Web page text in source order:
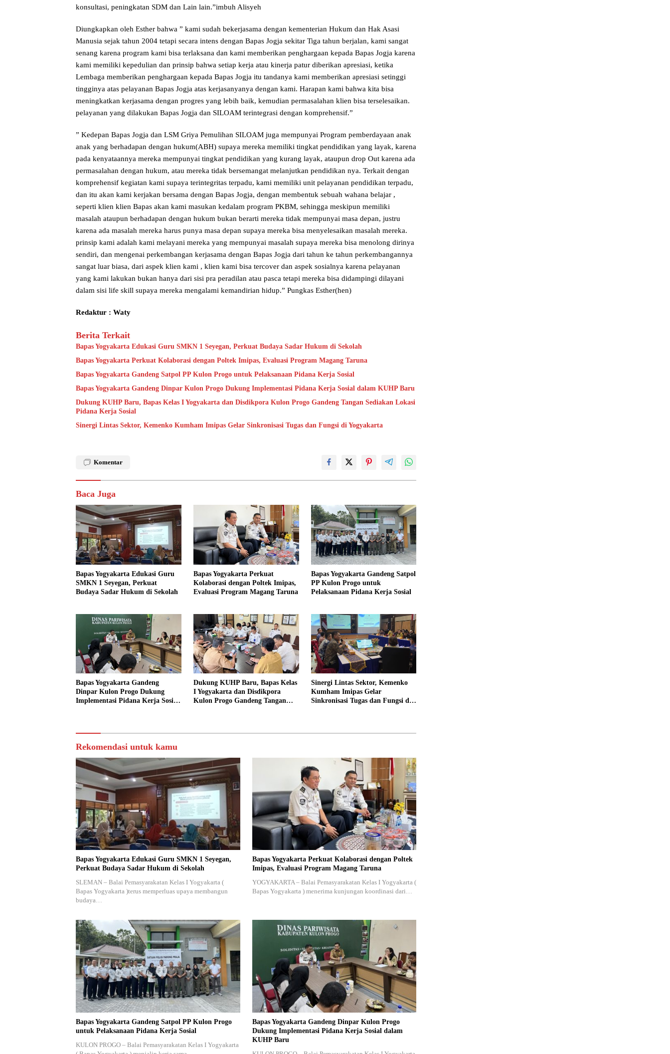
konsultasi, peningkatan SDM dan Lain lain.”imbuh Alisyeh
Diungkapkan oleh Esther bahwa ” kami sudah bekerjasama dengan kementerian Hukum dan Hak Asasi
Manusia sejak tahun 2004 tetapi secara intens dengan Bapas Jogja sekitar Tiga tahun berjalan, kami sangat
senang karena program kami bisa terlaksana dan kami memberikan penghargaan kepada Bapas Jogja karena
kami memiliki kepedulian dan prinsip bahwa setiap kerja atau kinerja patur diberikan apresiasi, ketika
Lembaga memberikan penghargaan kepada Bapas Jogja itu tandanya kami memberikan apresiasi setinggi
tingginya atas pelayanan Bapas Jogja atas kerjasanyanya dengan kami. Harapan kami bahwa kita bisa
meningkatkan kerjasama dengan progres yang lebih baik, kemudian permasalahan klien bisa terselesaikan.
pelayanan yang dilakukan Bapas Jogja dan SILOAM terintegrasi dengan komprehensif.”
” Kedepan Bapas Jogja dan LSM Griya Pemulihan SILOAM juga mempunyai Program pemberdayaan anak
anak yang berhadapan dengan hukum(ABH) supaya mereka memiliki tingkat pendidikan yang layak, karena
pada kenyataannya mereka mempunyai tingkat pendidikan yang kurang layak, ataupun drop Out karena ada
permasalahan dengan hukum, atau mereka tidak bersemangat melanjutkan pendidikan nya. Terkait dengan
komprehensif kegiatan kami supaya terintegritas terpadu, kami memiliki unit pelayanan pendidikan terpadu,
dan itu akan kami kerjakan bersama dengan Bapas Jogja, dengan membentuk sebuah wahana belajar ,
seperti klien klien Bapas akan kami masukan kedalam program PKBM, sehingga meskipun memiliki
masalah ataupun berhadapan dengan hukum bukan berarti mereka tidak mempunyai masa depan, justru
karena ada masalah mereka harus punya masa depan supaya mereka bisa menyelesaikan masalah mereka.
prinsip kami adalah kami melayani mereka yang mempunyai masalah supaya mereka bisa menolong dirinya
sendiri, dan mengenai perkembangan kerjasama dengan Bapas Jogja dari tahun ke tahun perkembangannya
sangat luar biasa, dari aspek klien kami , klien kami bisa tercover dan aspek sosialnya karena pelayanan
yang kami lakukan bukan hanya dari sisi pra peradilan atau pasca tetapi mereka bisa didampingi dilayani
dalam sisi life skill supaya mereka mengalami kemandirian hidup.” Pungkas Esther(hen)
Redaktur : Waty
Berita Terkait
Bapas Yogyakarta Edukasi Guru SMKN 1 Seyegan, Perkuat Budaya Sadar Hukum di Sekolah
Bapas Yogyakarta Perkuat Kolaborasi dengan Poltek Imipas, Evaluasi Program Magang Taruna
Bapas Yogyakarta Gandeng Satpol PP Kulon Progo untuk Pelaksanaan Pidana Kerja Sosial
Bapas Yogyakarta Gandeng Dinpar Kulon Progo Dukung Implementasi Pidana Kerja Sosial dalam KUHP Baru
Dukung KUHP Baru, Bapas Kelas I Yogyakarta dan Disdikpora Kulon Progo Gandeng Tangan Sediakan Lokasi
Pidana Kerja Sosial
Sinergi Lintas Sektor, Kemenko Kumham Imipas Gelar Sinkronisasi Tugas dan Fungsi di Yogyakarta
Komentar
Baca Juga
Bapas Yogyakarta Edukasi Guru
SMKN 1 Seyegan, Perkuat
Budaya Sadar Hukum di Sekolah
Bapas Yogyakarta Perkuat
Kolaborasi dengan Poltek Imipas,
Evaluasi Program Magang Taruna
Bapas Yogyakarta Gandeng Satpol
PP Kulon Progo untuk
Pelaksanaan Pidana Kerja Sosial
Bapas Yogyakarta Gandeng
Dinpar Kulon Progo Dukung
Implementasi Pidana Kerja Sosial
Dukung KUHP Baru, Bapas Kelas
I Yogyakarta dan Disdikpora
Kulon Progo Gandeng Tangan
Sinergi Lintas Sektor, Kemenko
Kumham Imipas Gelar
Sinkronisasi Tugas dan Fungsi di
Rekomendasi untuk kamu
Bapas Yogyakarta Edukasi Guru SMKN 1 Seyegan,
Perkuat Budaya Sadar Hukum di Sekolah
SLEMAN – Balai Pemasyarakatan Kelas I Yogyakarta (
Bapas Yogyakarta )terus memperluas upaya membangun
budaya…
Bapas Yogyakarta Perkuat Kolaborasi dengan Poltek
Imipas, Evaluasi Program Magang Taruna
YOGYAKARTA – Balai Pemasyarakatan Kelas I Yogyakarta (
Bapas Yogyakarta ) menerima kunjungan koordinasi dari…
Bapas Yogyakarta Gandeng Satpol PP Kulon Progo
untuk Pelaksanaan Pidana Kerja Sosial
KULON PROGO – Balai Pemasyarakatan Kelas I Yogyakarta
Bapas Yogyakarta Gandeng Dinpar Kulon Progo
Dukung Implementasi Pidana Kerja Sosial dalam
KUHP Baru